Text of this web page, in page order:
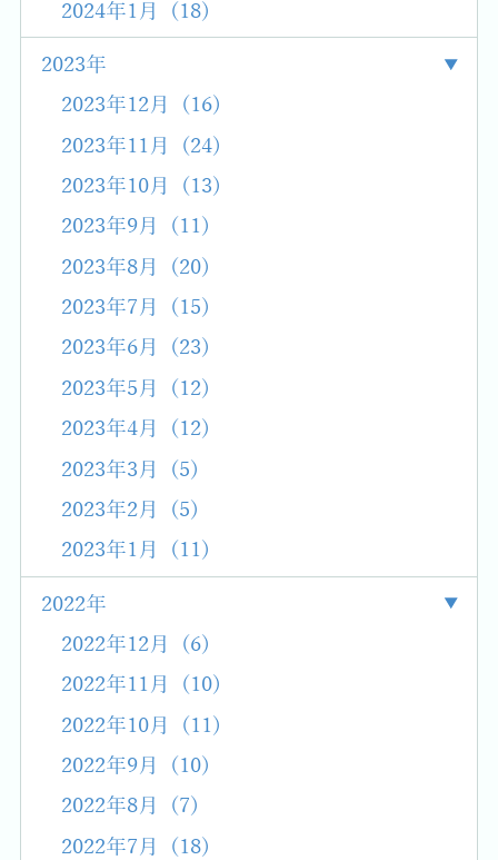
2024年1月 (18)
2023年
2023年12月 (16)
2023年11月 (24)
2023年10月 (13)
2023年9月 (11)
2023年8月 (20)
2023年7月 (15)
2023年6月 (23)
2023年5月 (12)
2023年4月 (12)
2023年3月 (5)
2023年2月 (5)
2023年1月 (11)
2022年
2022年12月 (6)
2022年11月 (10)
2022年10月 (11)
2022年9月 (10)
2022年8月 (7)
2022年7月 (18)